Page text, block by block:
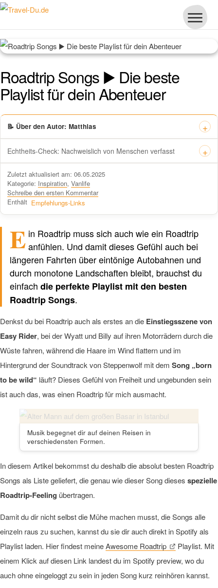
Roadtrip Songs ▶️ Die beste
Playlist für dein Abenteuer
📝 Über den Autor: Matthias
Echtheits-Check: Nachweislich von Menschen verfasst
https://travel-du.de von Winston AI geprüft wurde und die Inhalte von
menschlichen Autoren ohne KI-Tools verfasst wurden.
Verfasst von einem Menschen
nicht von KI
Zuletzt aktualisiert am: 06.05.2025
Kategorie: Inspiration, Vanlife
Schreibe den ersten Kommentar
Enthält Empfehlungs-Links
E in Roadtrip muss sich auch wie ein Roadtrip
anfühlen. Und damit dieses Gefühl auch bei
längeren Fahrten über eintönige Autobahnen und
durch monotone Landschaften bleibt, brauchst du
einfach die perfekte Playlist mit den besten
Roadtrip Songs.
Denkst du bei Roadtrip auch als erstes an die Einstiegsszene von
Easy Rider, bei der Wyatt und Billy auf ihren Motorrädern durch die
Wüste fahren, während die Haare im Wind flattern und im
Hintergrund der Soundtrack von Steppenwolf mit dem Song „born
to be wild“ läuft? Dieses Gefühl von Freiheit und ungebunden sein
ist auch das, was einen Roadtrip für mich ausmacht.
Musik begegnet dir auf deinen Reisen in
verschiedensten Formen.
In diesem Artikel bekommst du deshalb die absolut besten Roadtrip
Songs als Liste geliefert, die genau wie dieser Song dieses spezielle
Roadtrip-Feeling übertragen.
Damit du dir nicht selbst die Mühe machen musst, die Songs alle
einzeln raus zu suchen, kannst du sie dir auch direkt in Spotify als
Playlist laden. Hier findest meineAwesome Roadtrip
Playlist. Mit
einem Klick auf diesen Link landest du im Spotify preview, wo du
auch ohne eingeloggt zu sein in jeden Song kurz reinhören kannst.